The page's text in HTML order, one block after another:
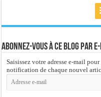
Abonnez-vous à ce blog par
Saisissez votre adresse e-mail
notification de chaque nouvel
Adresse
e-